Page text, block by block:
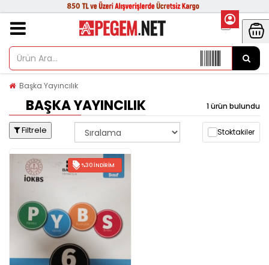
Başka Yayıncılık
BAŞKA YAYINCILIK 1 ürün bulundu
Filtrele Stoktakiler
%30 İNDIRIM